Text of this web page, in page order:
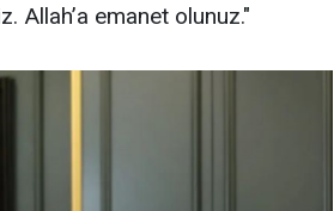
Allah’a emanet olunuz."